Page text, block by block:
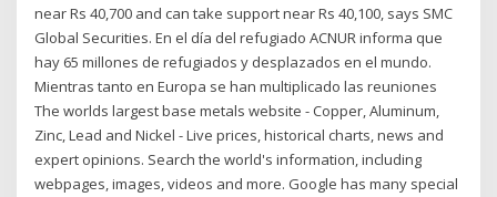
near Rs 40,700 and can take support near Rs 40,100, says SMC
Global Securities. En el día del refugiado ACNUR informa que
hay 65 millones de refugiados y desplazados en el mundo.
Mientras tanto en Europa se han multiplicado las reuniones
The worlds largest base metals website - Copper, Aluminum,
Zinc, Lead and Nickel - Live prices, historical charts, news and
expert opinions. Search the world's information, including
webpages, images, videos and more. Google has many special